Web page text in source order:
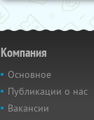
Компания
Основное
Публикации о нас
Вакансии